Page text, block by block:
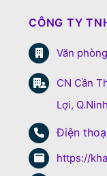
CÔNG TY
Văn
CN Cần
Lợi,
Điện
https://